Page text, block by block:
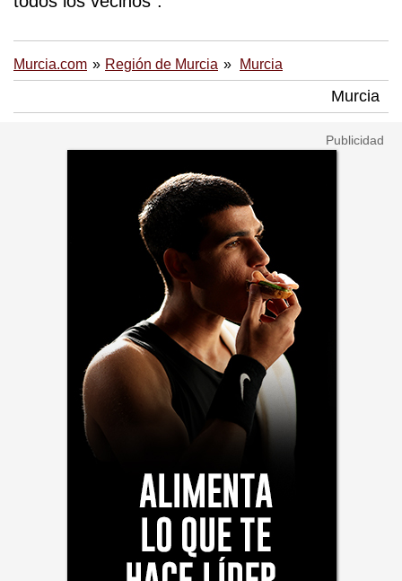
Murcia.com Región de Murcia Murcia
Murcia